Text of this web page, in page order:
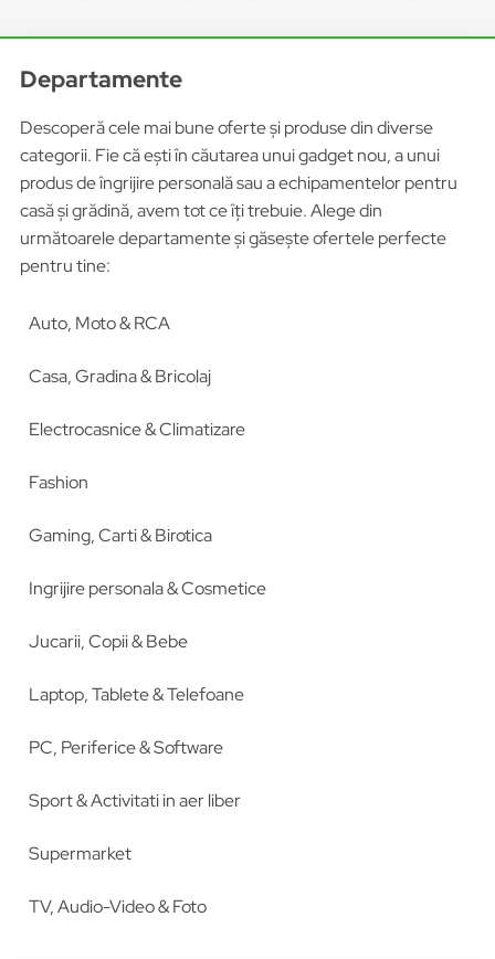
Departamente
Descoperă cele mai bune oferte și produse din diverse
categorii. Fie că ești în căutarea unui gadget nou, a unui
produs de îngrijire personală sau a echipamentelor pentru
casă și grădină, avem tot ce îți trebuie. Alege din
următoarele departamente și găsește ofertele perfecte
pentru tine:
Auto, Moto & RCA
Casa, Gradina & Bricolaj
Electrocasnice & Climatizare
Fashion
Gaming, Carti & Birotica
Ingrijire personala & Cosmetice
Jucarii, Copii & Bebe
Laptop, Tablete & Telefoane
PC, Periferice & Software
Sport & Activitati in aer liber
Supermarket
TV, Audio-Video & Foto